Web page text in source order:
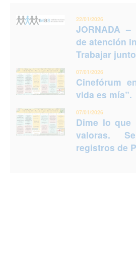
22/01/2026
JORNADA
de atención
Trabajar
07/01/2026
Cinefórum
vida es mía”.
07/01/2026
Dime lo
valoras.
registros de